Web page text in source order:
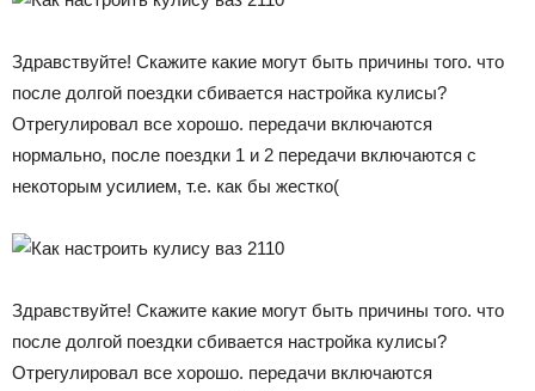
Здравствуйте! Скажите какие могут быть причины того. что
после долгой поездки сбивается настройка кулисы?
Отрегулировал все хорошо. передачи включаются
нормально, после поездки 1 и 2 передачи включаются с
некоторым усилием, т.е. как бы жестко(
Здравствуйте! Скажите какие могут быть причины того. что
после долгой поездки сбивается настройка кулисы?
Отрегулировал все хорошо. передачи включаются